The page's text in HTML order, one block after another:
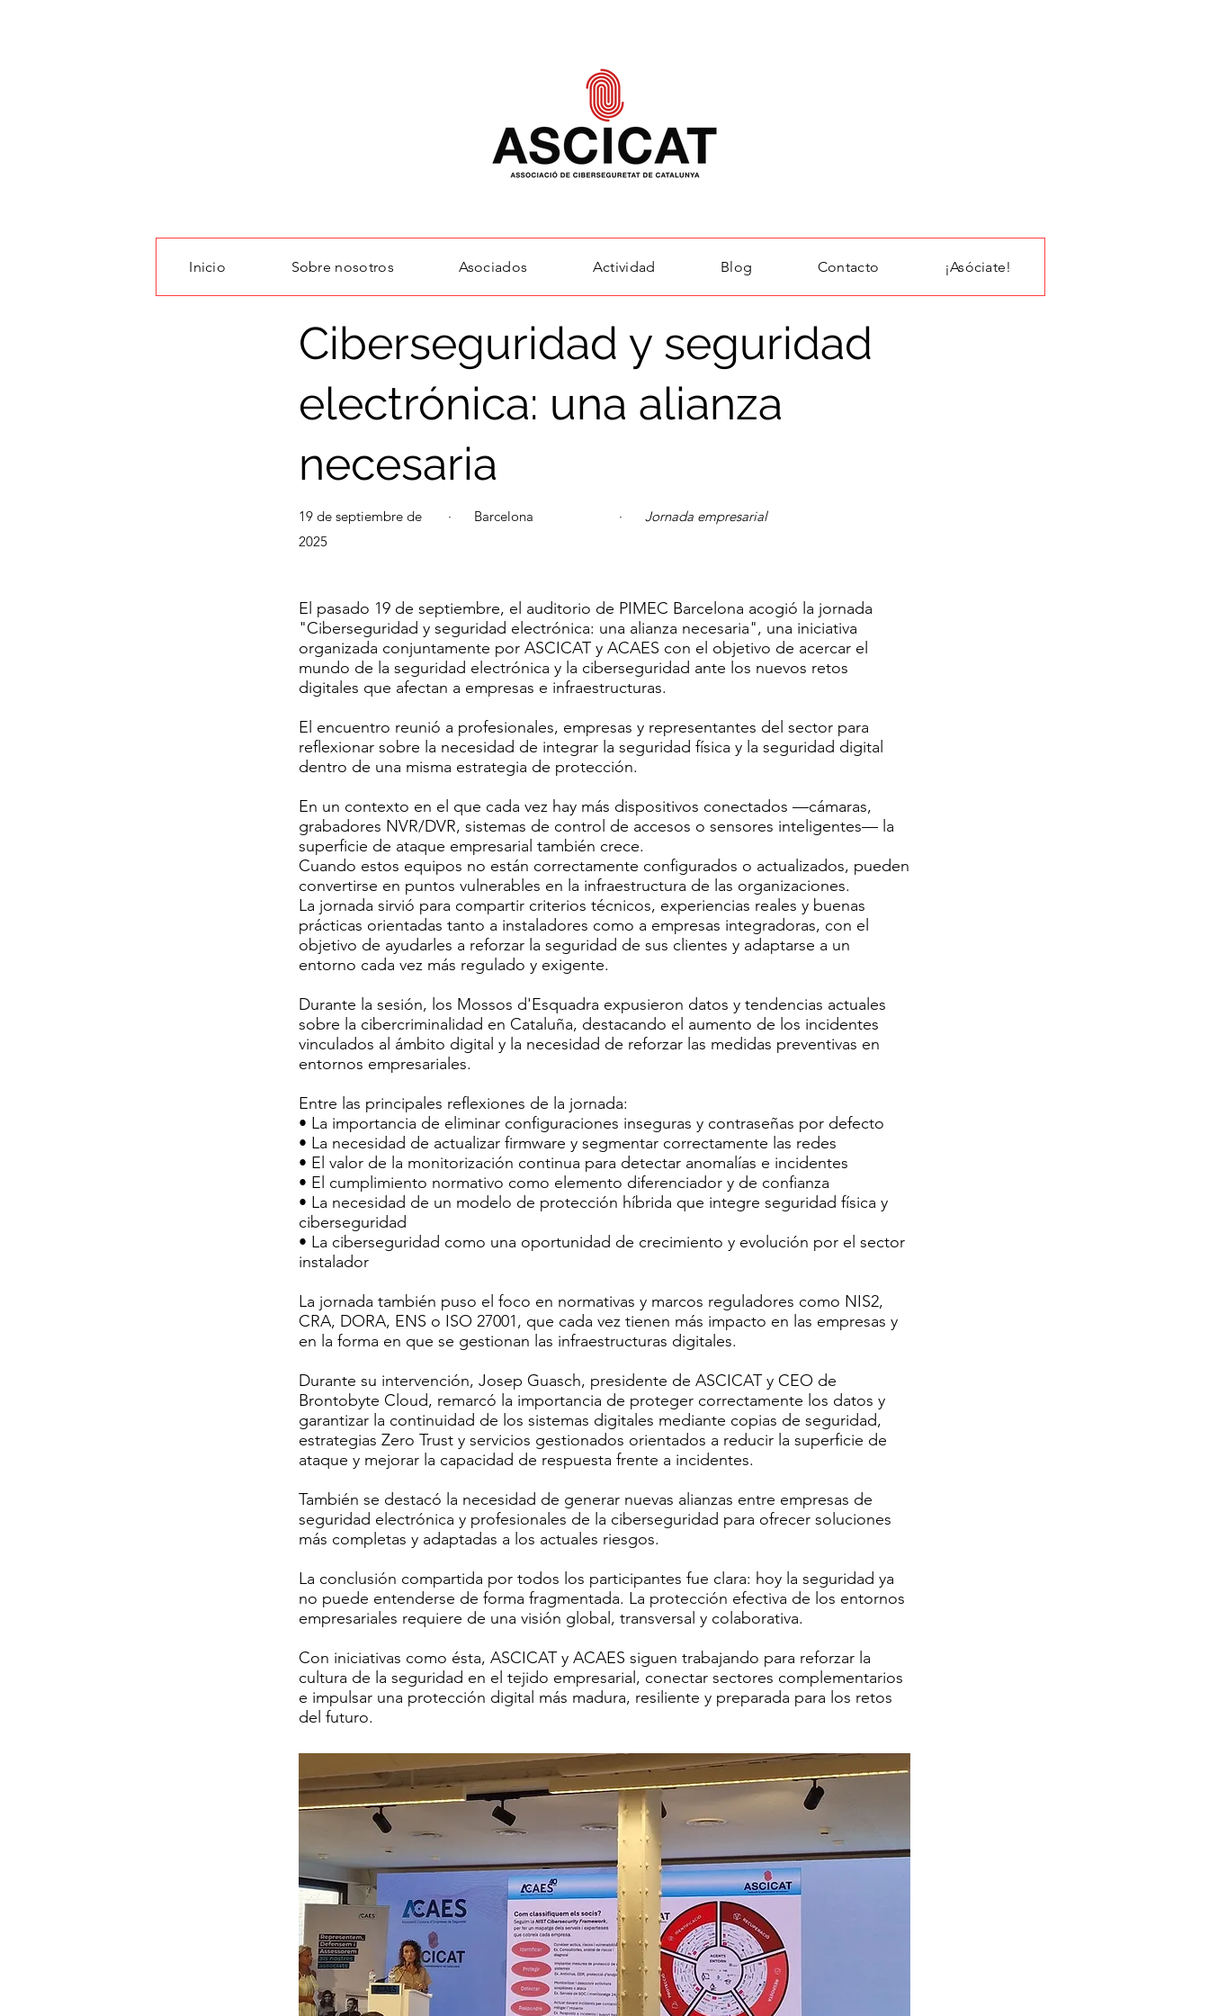
Ciberseguridad y seguridad
electrónica: una alianza
necesaria
19 de septiembre de
2025
· Barcelona · Jornada empresarial
El pasado 19 de septiembre, el auditorio de PIMEC Barcelona acogió la jornada
"Ciberseguridad y seguridad electrónica: una alianza necesaria", una iniciativa
organizada conjuntamente por ASCICAT y ACAES con el objetivo de acercar el
mundo de la seguridad electrónica y la ciberseguridad ante los nuevos retos
digitales que afectan a empresas e infraestructuras.
El encuentro reunió a profesionales, empresas y representantes del sector para
reflexionar sobre la necesidad de integrar la seguridad física y la seguridad digital
dentro de una misma estrategia de protección.
En un contexto en el que cada vez hay más dispositivos conectados —cámaras,
grabadores NVR/DVR, sistemas de control de accesos o sensores inteligentes— la
superficie de ataque empresarial también crece.
Cuando estos equipos no están correctamente configurados o actualizados, pueden
convertirse en puntos vulnerables en la infraestructura de las organizaciones.
La jornada sirvió para compartir criterios técnicos, experiencias reales y buenas
prácticas orientadas tanto a instaladores como a empresas integradoras, con el
objetivo de ayudarles a reforzar la seguridad de sus clientes y adaptarse a un
entorno cada vez más regulado y exigente.
Durante la sesión, los Mossos d'Esquadra expusieron datos y tendencias actuales
sobre la cibercriminalidad en Cataluña, destacando el aumento de los incidentes
vinculados al ámbito digital y la necesidad de reforzar las medidas preventivas en
entornos empresariales.
Entre las principales reflexiones de la jornada:
• La importancia de eliminar configuraciones inseguras y contraseñas por defecto
• La necesidad de actualizar firmware y segmentar correctamente las redes
• El valor de la monitorización continua para detectar anomalías e incidentes
• El cumplimiento normativo como elemento diferenciador y de confianza
• La necesidad de un modelo de protección híbrida que integre seguridad física y
ciberseguridad
• La ciberseguridad como una oportunidad de crecimiento y evolución por el sector
instalador
La jornada también puso el foco en normativas y marcos reguladores como NIS2,
CRA, DORA, ENS o ISO 27001, que cada vez tienen más impacto en las empresas y
en la forma en que se gestionan las infraestructuras digitales.
Durante su intervención, Josep Guasch, presidente de ASCICAT y CEO de
Brontobyte Cloud, remarcó la importancia de proteger correctamente los datos y
garantizar la continuidad de los sistemas digitales mediante copias de seguridad,
estrategias Zero Trust y servicios gestionados orientados a reducir la superficie de
ataque y mejorar la capacidad de respuesta frente a incidentes.
También se destacó la necesidad de generar nuevas alianzas entre empresas de
seguridad electrónica y profesionales de la ciberseguridad para ofrecer soluciones
más completas y adaptadas a los actuales riesgos.
La conclusión compartida por todos los participantes fue clara: hoy la seguridad ya
no puede entenderse de forma fragmentada. La protección efectiva de los entornos
empresariales requiere de una visión global, transversal y colaborativa.
Con iniciativas como ésta, ASCICAT y ACAES siguen trabajando para reforzar la
cultura de la seguridad en el tejido empresarial, conectar sectores complementarios
e impulsar una protección digital más madura, resiliente y preparada para los retos
del futuro.
Inicio Sobre nosotros Asociados Actividad Blog Contacto ¡Asóciate!